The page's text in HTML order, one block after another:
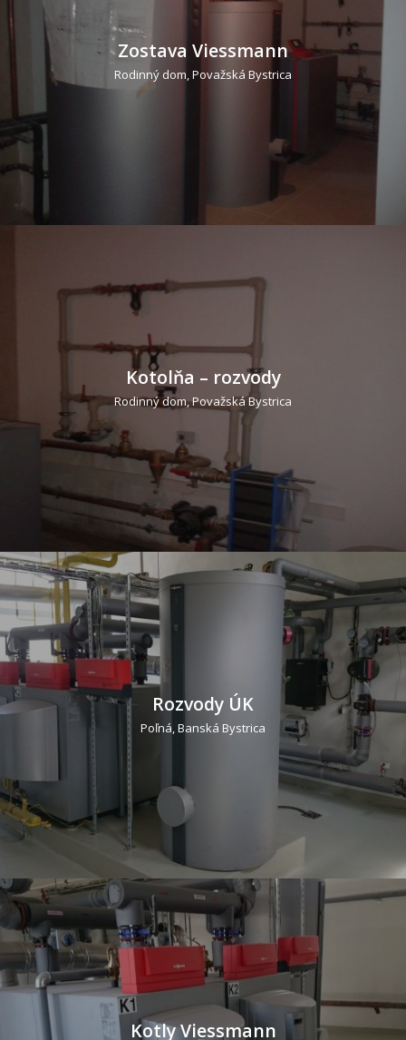
Zostava Viessmann
Rodinný dom, Považská Bystrica
Kotolňa – rozvody
Rodinný dom, Považská Bystrica
Rozvody ÚK
Poľná, Banská Bystrica
Kotly Viessmann